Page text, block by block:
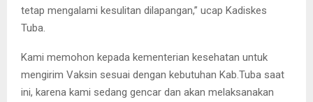
tetap mengalami kesulitan dilapangan,” ucap Kadiskes
Tuba.
Kami memohon kepada kementerian kesehatan untuk
mengirim Vaksin sesuai dengan kebutuhan Kab.Tuba saat
ini, karena kami sedang gencar dan akan melaksanakan